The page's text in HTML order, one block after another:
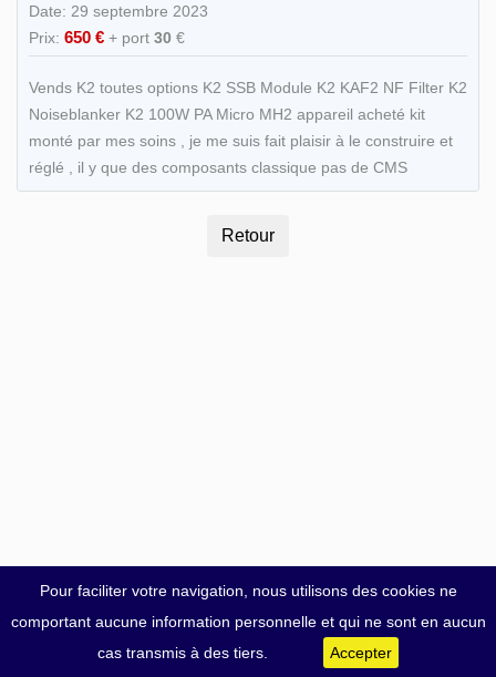
Pour faciliter votre navigation, nous utilisons des cookies ne
comportant aucune information personnelle et qui ne sont en aucun
cas transmis à des tiers.
Accepter
Date: 29 septembre 2023
Prix: 650 € + port 30€
Vends K2 toutes options K2 SSB Module K2 KAF2 NF Filter K2
Noiseblanker K2 100W PA Micro MH2 appareil acheté kit
monté par mes soins , je me suis fait plaisir à le construire et
réglé , il y que des composants classique pas de CMS